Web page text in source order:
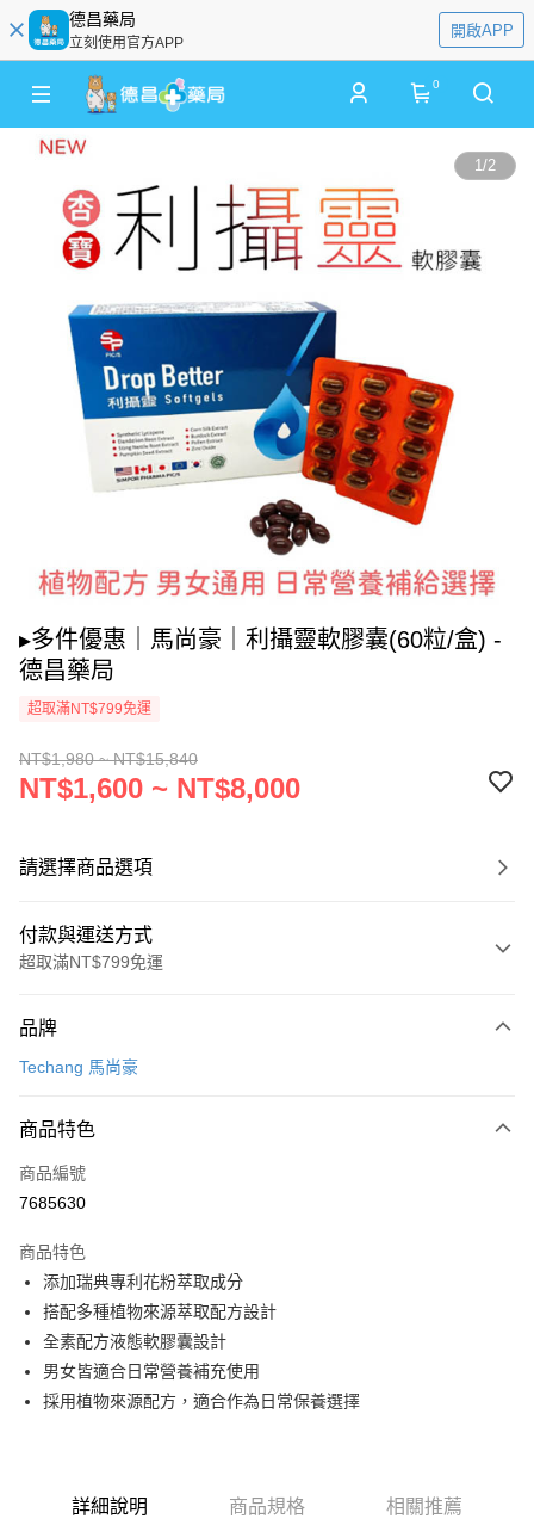
德昌藥局
立刻使用官方APP
開啟APP
0
1/2
▸多件優惠｜馬尚豪｜利攝靈軟膠囊(60粒/盒) -
德昌藥局
超取滿NT$799免運
NT$1,980 ~ NT$15,840
NT$1,600 ~ NT$8,000
請選擇商品選項
付款與運送方式
超取滿NT$799免運
信用卡一次付款
LINE Pay
Apple Pay
悠遊付
Google Pay
全盈+PAY
AFTEE先享後付
便利好安心！
１．簡單：不需註冊會員、不需綁卡、不需儲值。
品牌
Techang 馬尚豪
商品特色
商品編號
7685630
商品特色
添加瑞典專利花粉萃取成分
搭配多種植物來源萃取配方設計
全素配方液態軟膠囊設計
男女皆適合日常營養補充使用
採用植物來源配方，適合作為日常保養選擇
詳細說明 商品規格 相關推薦